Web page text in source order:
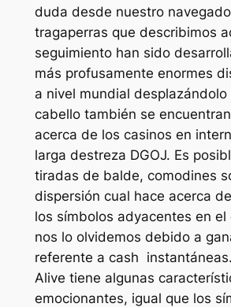
duda desde nuestro
tragaperras que describimos
seguimiento han sido
más profusamente enormes
a nivel mundial
cabello también se
acerca de los casinos en
larga destreza DGOJ. Es
tiradas de balde, comodines
dispersión cual hace acerca
los símbolos adyacentes en el
nos lo olvidemos debido a
referente a cash
Alive tiene algunas
emocionantes, igual que los